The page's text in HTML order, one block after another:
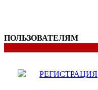
ПОЛЬЗОВАТЕЛЯМ
РЕГИСТРАЦИЯ